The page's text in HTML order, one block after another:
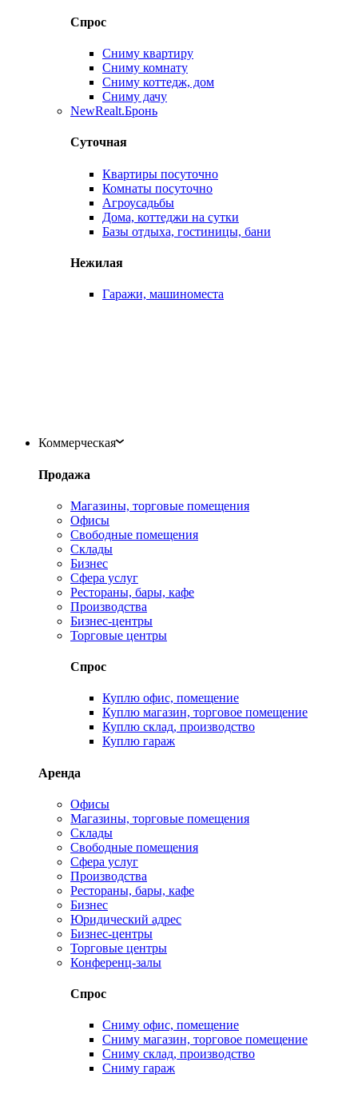
Спрос
Сниму квартиру
Сниму комнату
Сниму коттедж, дом
Сниму дачу
NewRealt.Бронь
Суточная
Квартиры посуточно
Комнаты посуточно
Агроусадьбы
Дома, коттеджи на сутки
Базы отдыха, гостиницы, бани
Нежилая
Гаражи, машиноместа
Коммерческая
Продажа
Магазины, торговые помещения
Офисы
Свободные помещения
Склады
Бизнес
Сфера услуг
Рестораны, бары, кафе
Производства
Бизнес-центры
Торговые центры
Спрос
Куплю офис, помещение
Куплю магазин, торговое помещение
Куплю склад, производство
Куплю гараж
Аренда
Офисы
Магазины, торговые помещения
Склады
Свободные помещения
Сфера услуг
Производства
Рестораны, бары, кафе
Бизнес
Юридический адрес
Бизнес-центры
Торговые центры
Конференц-залы
Спрос
Сниму офис, помещение
Сниму магазин, торговое помещение
Сниму склад, производство
Сниму гараж